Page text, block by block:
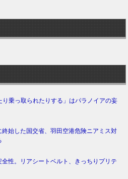
り乗っ取られたりする」はパラノイアの妄
始した国交省、羽田空港危険ニアミス対
性。リアシートベルト、きっちりプリテ